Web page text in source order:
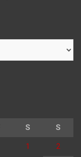
S S
1 2